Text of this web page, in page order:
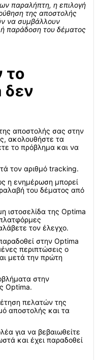
παραλήπτη, η επιλογή
της αποστολής
να συμβάλλουν
παράδοση του δέματος
το
δεν
αποστολής σας στην
ακολουθήστε τα
το πρόβλημα και να
τον αριθμό tracking.
η ενημέρωση μπορεί
του δέματος από
ιστοσελίδα της Optima
τον έλεγχο.
στην Optima
περιπτώσεις ο
μετά την πρώτη
στην
Optima.
πελατών της
αποστολής και τα
για να βεβαιωθείτε
και έχει παραδοθεί